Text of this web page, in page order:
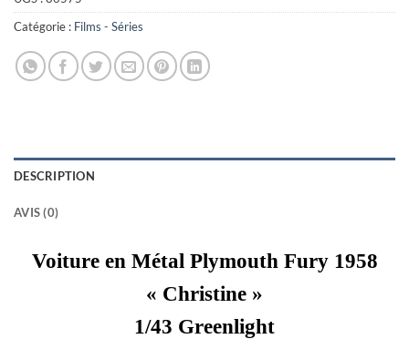
Catégorie : Films - Séries
DESCRIPTION
AVIS (0)
Voiture en Métal Plymouth Fury 1958
« Christine »
1/43 Greenlight